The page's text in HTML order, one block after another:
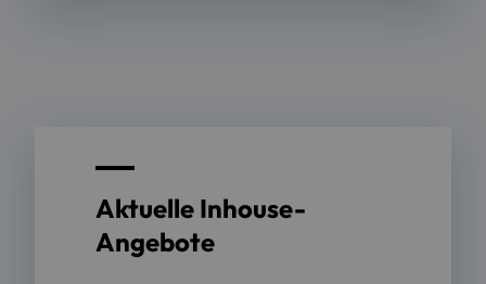
Aktuelle Inhouse-
Angebote